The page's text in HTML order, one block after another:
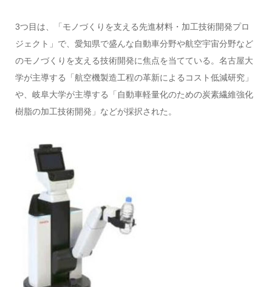
3つ目は、「モノづくりを支える先進材料・加工技術開発プロ
ジェクト」で、愛知県で盛んな自動車分野や航空宇宙分野など
のモノづくりを支える技術開発に焦点を当てている。名古屋大
学が主導する「航空機製造工程の革新によるコスト低減研究」
や、岐阜大学が主導する「自動車軽量化のための炭素繊維強化
樹脂の加工技術開発」などが採択された。